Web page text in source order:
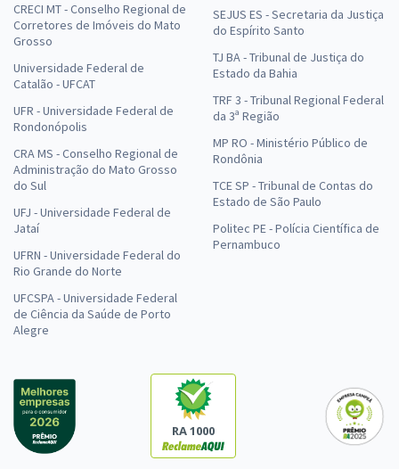
CRECI MT - Conselho Regional de
Corretores de Imóveis do Mato
Grosso
Universidade Federal de
Catalão - UFCAT
UFR - Universidade Federal de
Rondonópolis
CRA MS - Conselho Regional de
Administração do Mato Grosso
do Sul
UFJ - Universidade Federal de
Jataí
UFRN - Universidade Federal do
Rio Grande do Norte
UFCSPA - Universidade Federal
de Ciência da Saúde de Porto
Alegre
SEJUS ES - Secretaria da Justiça
do Espírito Santo
TJ BA - Tribunal de Justiça do
Estado da Bahia
TRF 3 - Tribunal Regional Federal
da 3ª Região
MP RO - Ministério Público de
Rondônia
TCE SP - Tribunal de Contas do
Estado de São Paulo
Politec PE - Polícia Científica de
Pernambuco
RA 1000